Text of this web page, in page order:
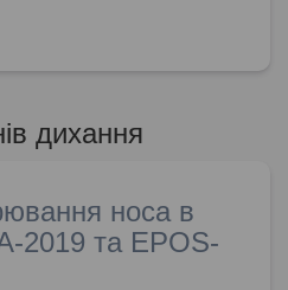
дихання
носа в
2019 та EPOS-